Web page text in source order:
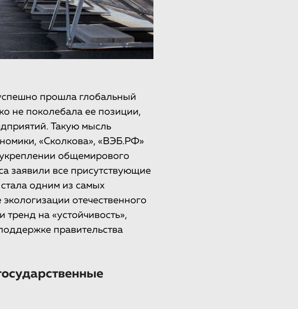
прошла глобальный
не поколебала ее позиции,
Такую мысль
«Сколкова», «ВЭБ.РФ»
общемирового
заявили все присутствующие
одним из самых
отечественного
на «устойчивость»,
правительства